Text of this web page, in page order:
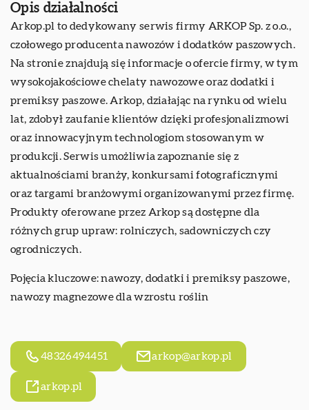
Opis działalności
Arkop.pl to dedykowany serwis firmy ARKOP Sp. z o.o.,
czołowego producenta nawozów i dodatków paszowych.
Na stronie znajdują się informacje o ofercie firmy, w tym
wysokojakościowe chelaty nawozowe oraz dodatki i
premiksy paszowe. Arkop, działając na rynku od wielu
lat, zdobył zaufanie klientów dzięki profesjonalizmowi
oraz innowacyjnym technologiom stosowanym w
produkcji. Serwis umożliwia zapoznanie się z
aktualnościami branży, konkursami fotograficznymi
oraz targami branżowymi organizowanymi przez firmę.
Produkty oferowane przez Arkop są dostępne dla
różnych grup upraw: rolniczych, sadowniczych czy
ogrodniczych.
Pojęcia kluczowe: nawozy, dodatki i premiksy paszowe,
nawozy magnezowe dla wzrostu roślin
48326494451 arkop@arkop.pl
arkop.pl